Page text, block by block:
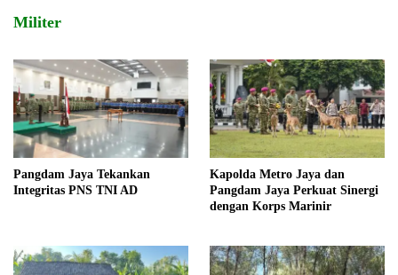
Militer
Pangdam Jaya Tekankan
Integritas PNS TNI AD
Kapolda Metro Jaya dan
Pangdam Jaya Perkuat Sinergi
dengan Korps Marinir